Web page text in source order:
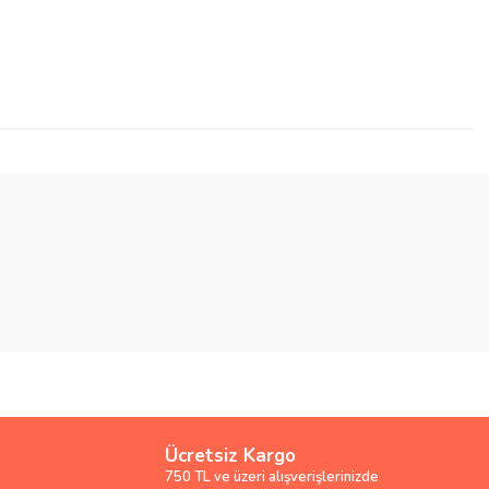
Ücretsiz Kargo
750 TL ve üzeri alışverişlerinizde